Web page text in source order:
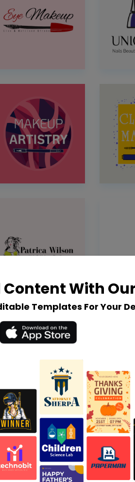
With
Templates For Your